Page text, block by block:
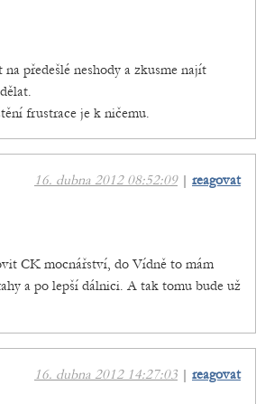
předešlé neshody a zkusme najít
frustrace je k ničemu.
16. dubna 2012 08:52:09| reagovat
CK mocnářství, do Vídně to mám
a po lepší dálnici. A tak tomu bude už
16. dubna 2012 14:27:03 | reagovat